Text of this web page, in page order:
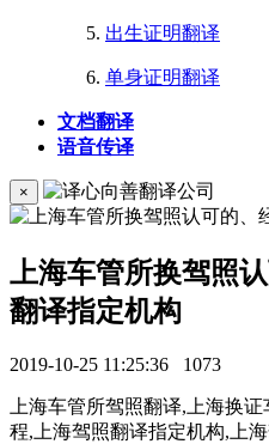
出生证明翻译
单身证明翻译
文档翻译
语音传译
×
上海车管所换驾照
翻译指定机构
2019-10-25 11:25:36 1073
上海车管所驾照翻译,上海换
程,上海驾照翻译指定机构,上